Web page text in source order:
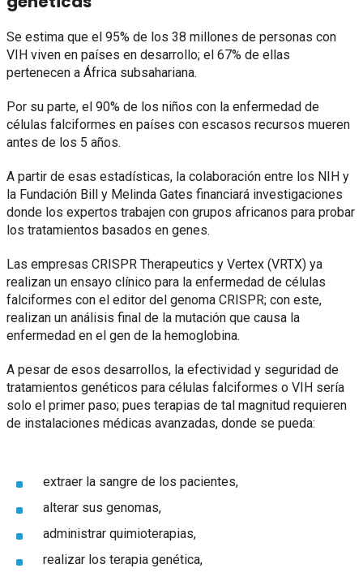
Se estima que el 95% de los 38 millones de personas con
VIH viven en países en desarrollo; el 67% de ellas
pertenecen a África subsahariana.
Por su parte, el 90% de los niños con la enfermedad de
células falciformes en países con escasos recursos mueren
antes de los 5 años.
A partir de esas estadísticas, la colaboración entre los NIH y
la Fundación Bill y Melinda Gates financiará investigaciones
donde los expertos trabajen con grupos africanos para probar
los tratamientos basados en genes.
Las empresas CRISPR Therapeutics y Vertex (VRTX) ya
realizan un ensayo clínico para la enfermedad de células
falciformes con el editor del genoma CRISPR; con este,
realizan un análisis final de la mutación que causa la
enfermedad en el gen de la hemoglobina.
A pesar de esos desarrollos, la efectividad y seguridad de
tratamientos genéticos para células falciformes o VIH sería
solo el primer paso; pues terapias de tal magnitud requieren
de instalaciones médicas avanzadas, donde se pueda:
extraer la sangre de los pacientes,
alterar sus genomas,
administrar quimioterapias,
realizar los terapia genética,